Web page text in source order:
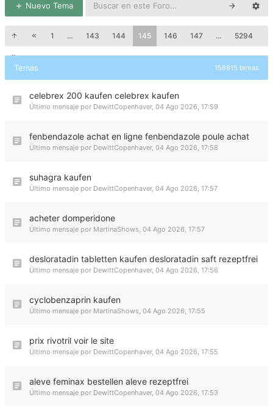
Nuevo Tema
1 … 143 144 145 146 147 … 5294
Temas 158815 temas
celebrex 200 kaufen celebrex kaufen
Último mensaje por DewittCopenhaver, 04 Ago 2026, 17:59
fenbendazole achat en ligne fenbendazole poule achat
Último mensaje por DewittCopenhaver, 04 Ago 2026, 17:58
suhagra kaufen
Último mensaje por DewittCopenhaver, 04 Ago 2026, 17:57
acheter domperidone
Último mensaje por MartinaShows, 04 Ago 2026, 17:57
desloratadin tabletten kaufen desloratadin saft rezeptfrei
Último mensaje por DewittCopenhaver, 04 Ago 2026, 17:56
cyclobenzaprin kaufen
Último mensaje por MartinaShows, 04 Ago 2026, 17:55
prix rivotril voir le site
Último mensaje por DewittCopenhaver, 04 Ago 2026, 17:55
aleve feminax bestellen aleve rezeptfrei
Último mensaje por DewittCopenhaver, 04 Ago 2026, 17:53